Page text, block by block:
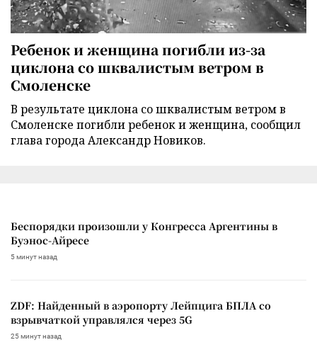
Ребенок и женщина погибли из-за
циклона со шквалистым ветром в
Смоленске
В результате циклона со шквалистым ветром в
Смоленске погибли ребенок и женщина, сообщил
глава города Александр Новиков.
Беспорядки произошли у Конгресса Аргентины в
Буэнос-Айресе
5 минут назад
ZDF: Найденный в аэропорту Лейпцига БПЛА со
взрывчаткой управлялся через 5G
25 минут назад